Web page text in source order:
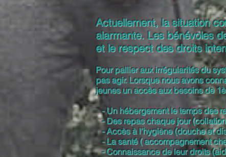
Actuellement, la situation
alarmante. Les bénévoles
et le respect des droits
Pour pallier aux irrégularités du
pas agir. Lorsque nous avons
jeunes un accès aux besoins de
- Un hébergement le temps des
- Des repas chaque jour
- Accès à l’hygiène (douche et
- La santé ( accompagnement
- Connaissance de leur droits